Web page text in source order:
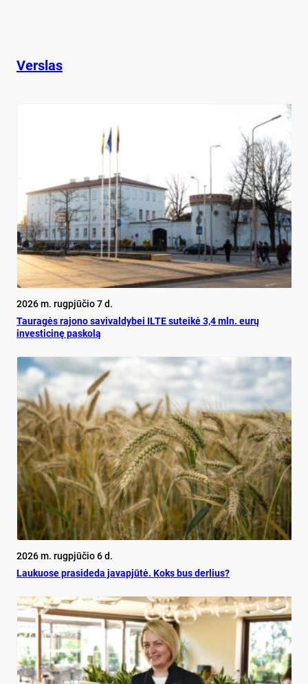
Verslas
2026 m. rugpjūčio 7 d.
Tauragės rajono savivaldybei ILTE suteikė 3,4 mln. eurų
investicinę paskolą
2026 m. rugpjūčio 6 d.
Lau­kuo­se pra­si­de­da ja­vapjūtė. Koks bus der­lius?